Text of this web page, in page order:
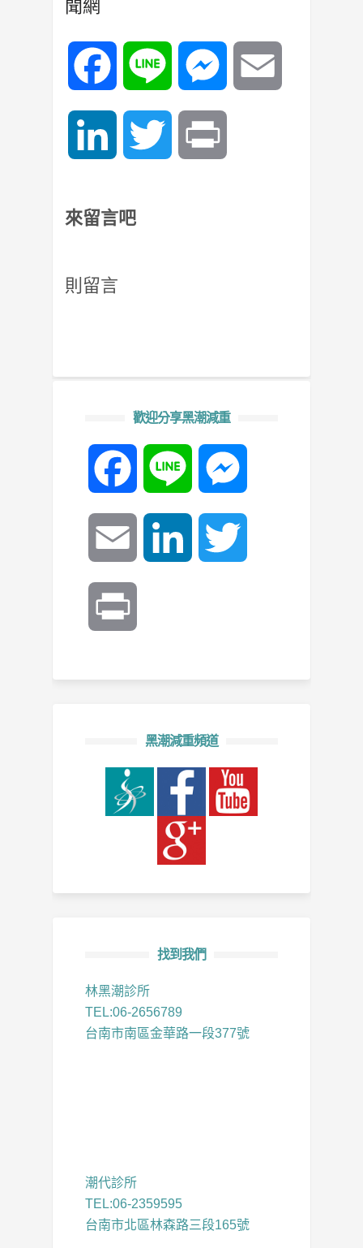
聞網
Facebook Line Messenger
LinkedIn Twitter
來留言吧
則留言
歡迎分享黑潮減重
Facebook Line
Email LinkedIn
黑潮減重頻道
找到我們
林黑潮診所
TEL:06-2656789
台南市南區金華路一段377號
潮代診所
TEL:06-2359595
台南市北區林森路三段165號